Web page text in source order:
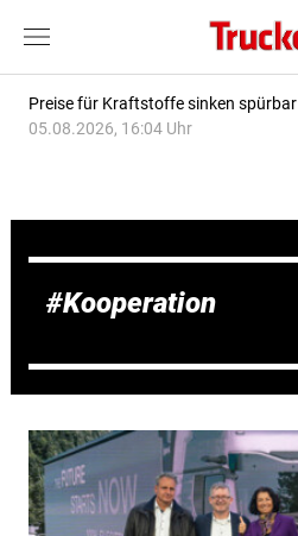
Preise für Kraftstoffe sinken spürbar
05.08.2026, 16:04 Uhr
Kooperation